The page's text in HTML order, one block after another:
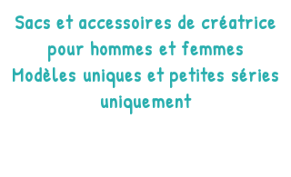
Sacs et accessoires de créatrice
pour hommes et femmes
Modèles uniques et petites séries
uniquement